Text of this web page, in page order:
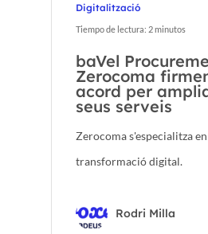
Digitalització
Tiempo de lectura: 2minutos
baVel
Zerocoma
acord per
seus serveis
Zerocoma s'especialitza
transformació digital.
Rodri Milla